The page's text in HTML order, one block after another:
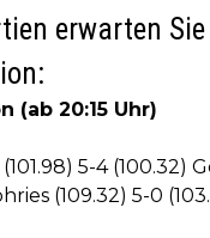
erwarten
(ab 20:15 Uhr)
5-4 (100.32)
(109.32) 5-0